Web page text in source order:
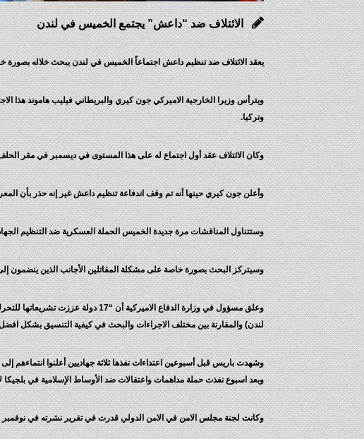
الائتلاف ضد “داعش” يجتمع الخميس في لندن
يعقد الائتلاف ضد تنظيم داعش اجتماعاً الخميس في لندن يبحث خلاله بصورة
ويترأس وزيرا الخارجية الاميركي جون كيري والبريطاني فيليب هاموند هذا
وتركيا.
وكان الائتلاف عقد أول اجتماع له على هذا المستوى في ديسمبر في مقر
وأعلن جون كيري حينها أنه تم وقف اندفاعة تنظيم داعش غير إنه حذر بأن
وستتناول المناقشات مرة جديدة الخميس الحملة العسكرية ضد التنظيم
وسيتركز البحث بصورة خاصة على مشكلة المقاتلين الأجانب الذين ينضمون
وعلق مسؤول في وزارة الدفاع
لندن) والمقارنة بين مختلف الاجراءات والبحث في كيفية التنسيق بشكل افضل
وشهدت باريس قبل أسبوعين اعتداءات نفذها ثلاثة جهاديين أعلنوا انتماءهم إلى
وبعد اسبوع نفذت حملة مداهمات واعتقالات ضد الأوساط الإسلامية في بلجيكا
وكانت لجنة مجلس الامن في الامن الدولي قدرت في تقرير نشرته في نوفمبر عدد